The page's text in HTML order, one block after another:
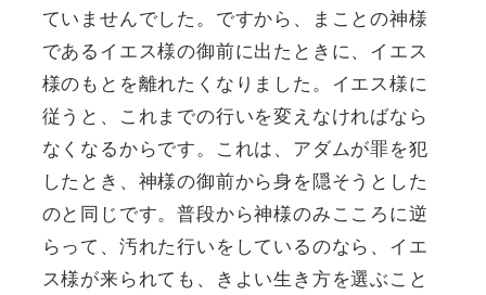
ていませんでした。ですから、まことの神様
であるイエス様の御前に出たときに、イエス
様のもとを離れたくなりました。イエス様に
従うと、これまでの行いを変えなければなら
なくなるからです。これは、アダムが罪を犯
したとき、神様の御前から身を隠そうとした
のと同じです。普段から神様のみこころに逆
らって、汚れた行いをしているのなら、イエ
ス様が来られても、きよい生き方を選ぶこと